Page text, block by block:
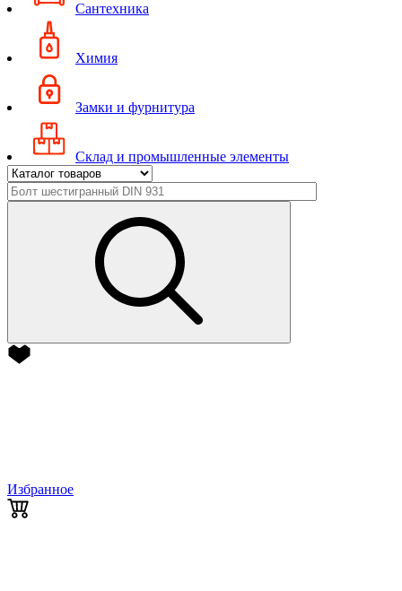
Сантехника
Химия
Замки и фурнитура
Склад и промышленные элементы
Избранное